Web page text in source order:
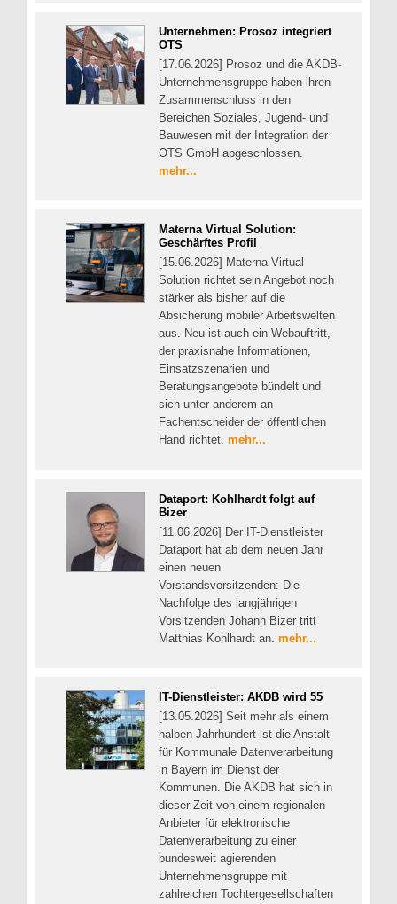
Unternehmen: Prosoz integriert
OTS
[17.06.2026] Prosoz und die AKDB-
Unternehmensgruppe haben ihren
Zusammenschluss in den
Bereichen Soziales, Jugend- und
Bauwesen mit der Integration der
OTS GmbH abgeschlossen.
mehr...
Materna Virtual Solution:
Geschärftes Profil
[15.06.2026] Materna Virtual
Solution richtet sein Angebot noch
stärker als bisher auf die
Absicherung mobiler Arbeitswelten
aus. Neu ist auch ein Webauftritt,
der praxisnahe Informationen,
Einsatzszenarien und
Beratungsangebote bündelt und
sich unter anderem an
Fachentscheider der öffentlichen
Hand richtet. mehr...
Dataport: Kohlhardt folgt auf
Bizer
[11.06.2026] Der IT-Dienstleister
Dataport hat ab dem neuen Jahr
einen neuen
Vorstandsvorsitzenden: Die
Nachfolge des langjährigen
Vorsitzenden Johann Bizer tritt
Matthias Kohlhardt an. mehr...
IT-Dienstleister: AKDB wird 55
[13.05.2026] Seit mehr als einem
halben Jahrhundert ist die Anstalt
für Kommunale Datenverarbeitung
in Bayern im Dienst der
Kommunen. Die AKDB hat sich in
dieser Zeit von einem regionalen
Anbieter für elektronische
Datenverarbeitung zu einer
bundesweit agierenden
Unternehmensgruppe mit
zahlreichen Tochtergesellschaften